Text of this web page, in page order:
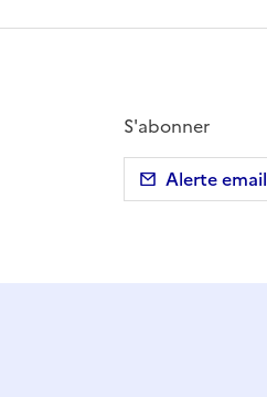
Twitter)
emaildans le presse-papier
S'abonner
Alerte email